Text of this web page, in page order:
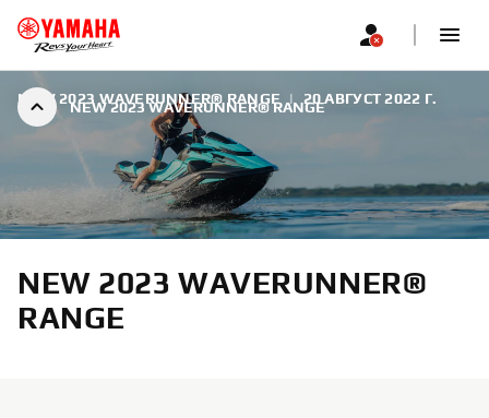
NEW 2023 WAVERUNNER® RANGE
NEW 2023 WAVERUNNER® RANGE | 20 АВГУСТ 2022 Г.
NEW 2023 WAVERUNNER®
RANGE